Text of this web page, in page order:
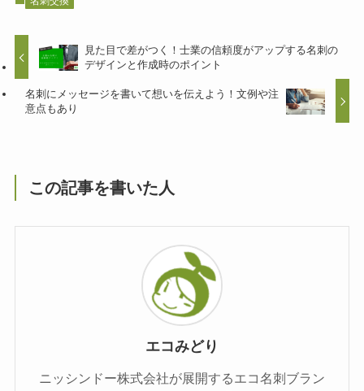
見た目で差がつく！士業の信頼度がアップする名刺の
デザインと作成時のポイント
名刺にメッセージを書いて想いを伝えよう！文例や注
意点もあり
この記事を書いた人
エコみどり
ニッシンドー株式会社が展開するエコ名刺ブラン